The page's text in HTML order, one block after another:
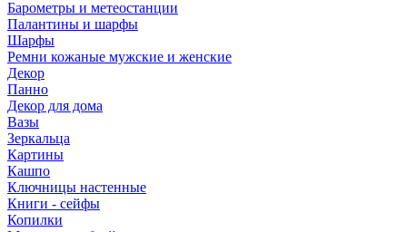
Барометры и метеостанции
Палантины и шарфы
Шарфы
Ремни кожаные мужские и женские
Декор
Панно
Декор для дома
Вазы
Зеркальца
Картины
Кашпо
Ключницы настенные
Книги - сейфы
Копилки